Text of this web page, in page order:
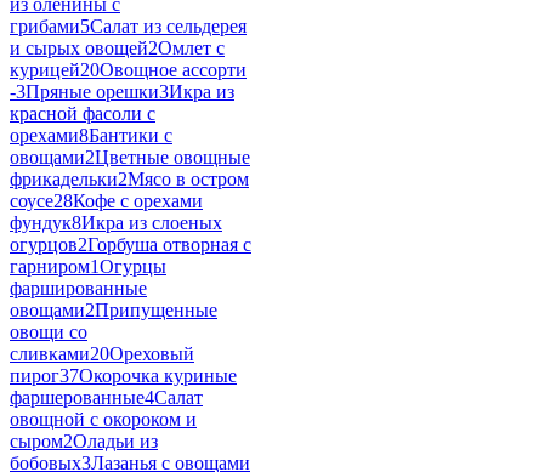
грибами5Салат из сельдерея
и сырых овощей2Омлет с
курицей20Овощное ассорти
-3Пряные орешки3Икра из
красной фасоли с
орехами8Бантики с
овощами2Цветные овощные
фрикадельки2Мясо в остром
соусе28Кофе с орехами
фундук8Икра из слоеных
огурцов2Горбуша отворная с
гарниром1Огурцы
фаршированные
овощами2Припущенные
овощи со
сливками20Ореховый
пирог37Окорочка куриные
фаршерованные4Салат
овощной с окороком и
сыром2Оладьи из
бобовых3Лазанья с овощами